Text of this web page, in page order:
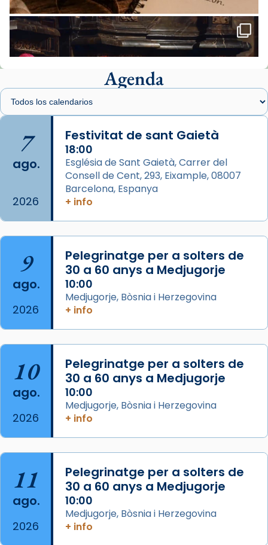
📸 Dr. G. Simón
Foto
View on Facebook Share
Arquebisbat de Barcelona
1 week ago
Memòria de les santes Juliana i
Semproniana, verges i màrtirs.
Acompanyant la història de sant Cugat, a
partir de l’Edat Mitjana sorgeix la tradició
que les santes Juliana (“relatiu a Júlia”) i
Semproniana (“relatiu a Semprònia =
eterna”) són deixebles seves. I l’any 1667, el
frare Joan Gaspar Roig, afirma en una obra
que les santes són filles de l’antiga Iluro.
Mataró en reivindicarà les relíq
...Ver más
Foto
View on Facebook
Jaume, fill de Zebedeu, és juntament amb el
seu germà Joan i Pere un dels que
acompanyava més de prop Jesús.
Segons el llibre dels Fets (12,2) fou el primer
apòstol màrtir, decapitat a Jerusalem per
Herodes Agripa (vers l'any 44).
Patró de Galícia, després de les invasions
musulmanes fou venerat com a patró dels
Regnes castellans i més tard de tota
Espanya.
Agenda
7
ago.
2026
Festivitat de sant Gaietà
18:00
Església de Sant Gaietà, Carrer del
Consell de Cent, 293, Eixample, 08007
Barcelona, Espanya
+ info
9
ago.
2026
Pelegrinatge per a solters de
30 a 60 anys a Medjugorje
10:00
Medjugorje, Bòsnia i Herzegovina
+ info
10
ago.
2026
Pelegrinatge per a solters de
30 a 60 anys a Medjugorje
10:00
Medjugorje, Bòsnia i Herzegovina
+ info
11
ago.
2026
Pelegrinatge per a solters de
30 a 60 anys a Medjugorje
10:00
Medjugorje, Bòsnia i Herzegovina
+ info